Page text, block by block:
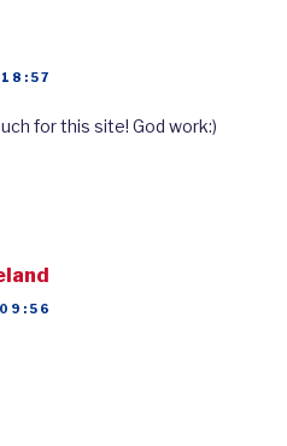
noen gang sagt
steinen med
aldri har hørt den før,
norsk, forstår hva det
altså å kunne ordene
som styrer hvordan
lage uendelig mange
språk er nemlig
for this site! God work:)